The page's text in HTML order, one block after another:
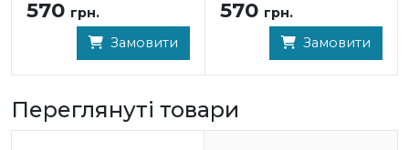
570 грн.
Замовити
570 грн.
Замовити
Переглянуті товари